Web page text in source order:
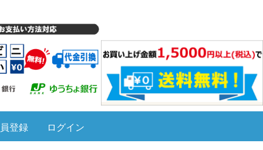
登録 ログイン